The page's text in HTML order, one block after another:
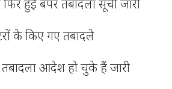
फिर हुई बंपर तबादला सूची जारी
के किए गए तबादले
आदेश हो चुके हैं जारी